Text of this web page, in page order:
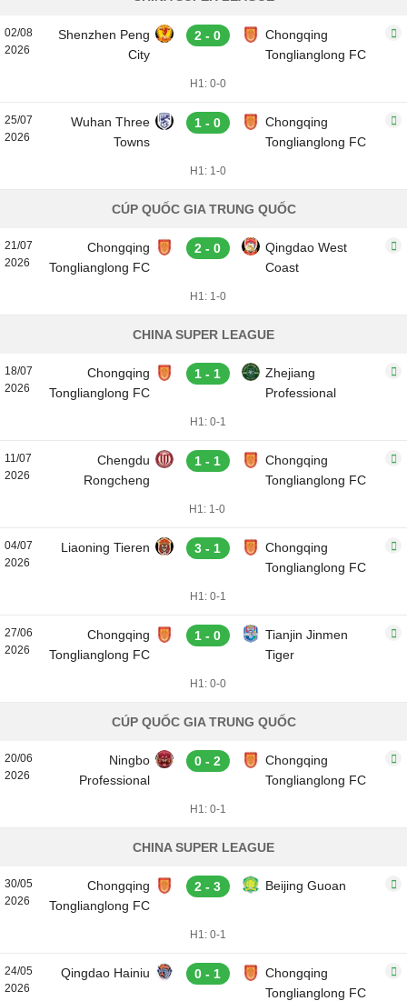
02/08
2026
Shenzhen Peng
City
2 - 0
Chongqing
Tonglianglong FC
H1: 0-0
25/07
2026
Wuhan Three
Towns
1 - 0
Chongqing
Tonglianglong FC
H1: 1-0
CÚP QUỐC GIA TRUNG QUỐC
21/07
2026
Chongqing
Tonglianglong FC
2 - 0
Qingdao West
Coast
H1: 1-0
CHINA SUPER LEAGUE
18/07
2026
Chongqing
Tonglianglong FC
1 - 1
Zhejiang
Professional
H1: 0-1
11/07
2026
Chengdu
Rongcheng
1 - 1
Chongqing
Tonglianglong FC
H1: 1-0
04/07
2026
Liaoning Tieren 3 - 1
Chongqing
Tonglianglong FC
H1: 0-1
27/06
2026
Chongqing
Tonglianglong FC
1 - 0
Tianjin Jinmen
Tiger
H1: 0-0
CÚP QUỐC GIA TRUNG QUỐC
20/06
2026
Ningbo
Professional
0 - 2
Chongqing
Tonglianglong FC
H1: 0-1
CHINA SUPER LEAGUE
30/05
2026
Chongqing
Tonglianglong FC
2 - 3 Beijing Guoan
H1: 0-1
24/05
2026
Qingdao Hainiu 0 - 1
Chongqing
Tonglianglong FC